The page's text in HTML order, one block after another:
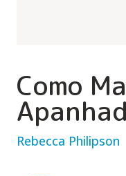
Como
Rebecca Philipson